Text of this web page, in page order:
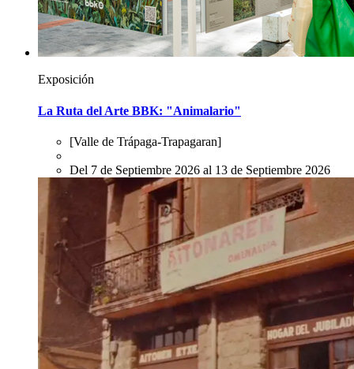
Exposición
La Ruta del Arte BBK: "Animalario"
[Valle de Trápaga-Trapagaran]
Del 7 de Septiembre 2026 al 13 de Septiembre 2026